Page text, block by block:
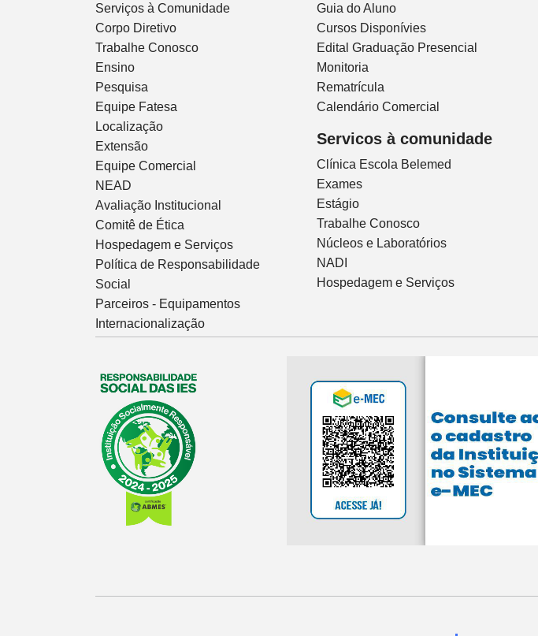
Serviços à Comunidade
Corpo Diretivo
Trabalhe Conosco
Ensino
Pesquisa
Equipe Fatesa
Localização
Extensão
Equipe Comercial
NEAD
Avaliação Institucional
Comitê de Ética
Hospedagem e Serviços
Política de Responsabilidade
Social
Parceiros - Equipamentos
Internacionalização
Guia do Aluno
Cursos Disponívies
Edital Graduação Presencial
Monitoria
Rematrícula
Calendário Comercial
Servicos à comunidade
Clínica Escola Belemed
Exames
Estágio
Trabalhe Conosco
Núcleos e Laboratórios
NADI
Hospedagem e Serviços